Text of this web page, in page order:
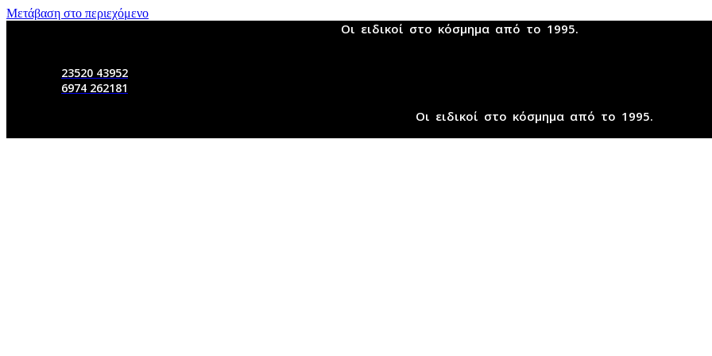
Μετάβαση στο περιεχόμενο
Οι ειδικοί στο κόσμημα από το 1995.
23520 43952
6974 262181
Οι ειδικοί στο κόσμημα από το 1995.